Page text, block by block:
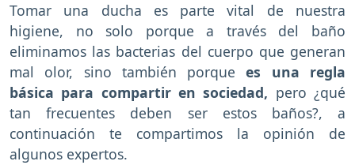
Tomar una ducha es parte vital de nuestra
higiene, no solo porque a través del baño
eliminamos las bacterias del cuerpo que generan
mal olor, sino también porque es una regla
básica para compartir en sociedad, pero ¿qué
tan frecuentes deben ser estos baños?, a
continuación te compartimos la opinión de
algunos expertos.